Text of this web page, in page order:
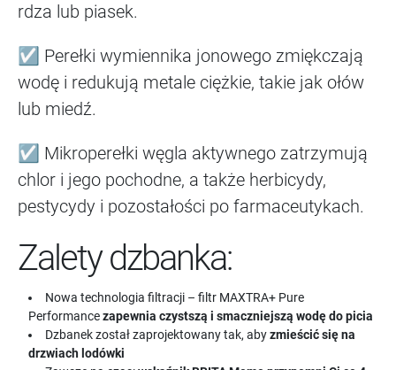
rdza lub piasek.
☑ Perełki wymiennika jonowego zmiękczają
wodę i redukują metale ciężkie, takie jak ołów
lub miedź.
☑ Mikroperełki węgla aktywnego zatrzymują
chlor i jego pochodne, a także herbicydy,
pestycydy i pozostałości po farmaceutykach.
Zalety dzbanka:
Nowa technologia filtracji – filtr MAXTRA+ Pure
Performancezapewnia czystszą i smaczniejszą wodę do picia
Dzbanek został zaprojektowany tak, abyzmieścić się na
drzwiach lodówki